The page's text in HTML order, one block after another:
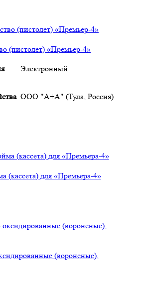
(пистолет) «Премьер-4»
Электронный
ООО "А+А" (Тула, Россия)
(кассета) для «Премьера-4»
(вороненые),